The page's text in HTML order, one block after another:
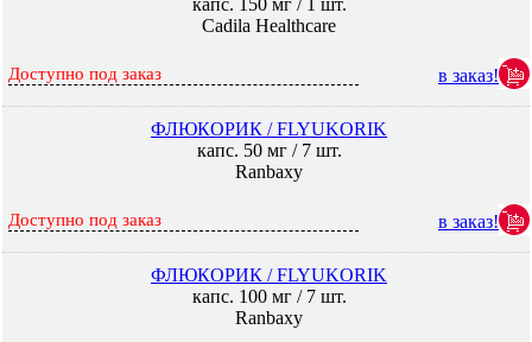
капс. 150 мг / 1 шт.
Cadila Healthcare
Доступно под заказ в заказ!
ФЛЮКОРИК / FLYUKORIK
капс. 50 мг / 7 шт.
Ranbaxy
Доступно под заказ в заказ!
ФЛЮКОРИК / FLYUKORIK
капс. 100 мг / 7 шт.
Ranbaxy